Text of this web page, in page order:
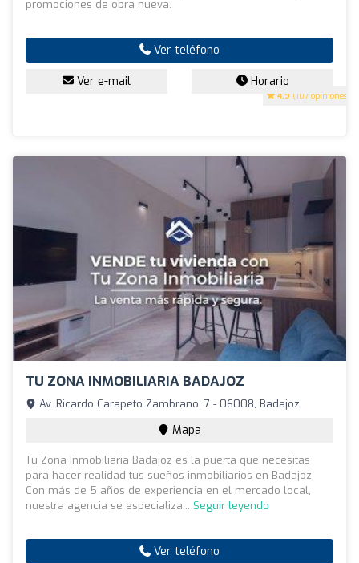
4.9 (107 opiniones)
promociones de obra nueva.
Ver teléfono
Ver e-mail Horario
TU ZONA INMOBILIARIA BADAJOZ
Av. Ricardo Carapeto Zambrano, 7 - 06008, Badajoz
Mapa
Tu Zona Inmobiliaria Badajoz es la puerta que necesitas
para hacer realidad tus sueños inmobiliarios en Badajoz.
Con más de 5 años de experiencia en el mercado local,
nuestra agencia se especializa... Seguir leyendo
Ver teléfono